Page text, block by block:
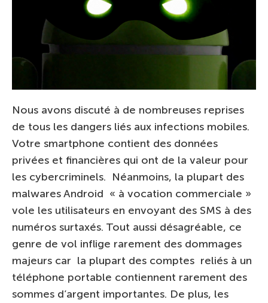
Nous avons discuté à de nombreuses reprises
de tous les dangers liés aux infections mobiles.
Votre smartphone contient des données
privées et financières qui ont de la valeur pour
les cybercriminels. Néanmoins, la plupart des
malwares Android « à vocation commerciale »
vole les utilisateurs en envoyant des SMS à des
numéros surtaxés. Tout aussi désagréable, ce
genre de vol inflige rarement des dommages
majeurs car la plupart des comptes reliés à un
téléphone portable contiennent rarement des
sommes d’argent importantes. De plus, les